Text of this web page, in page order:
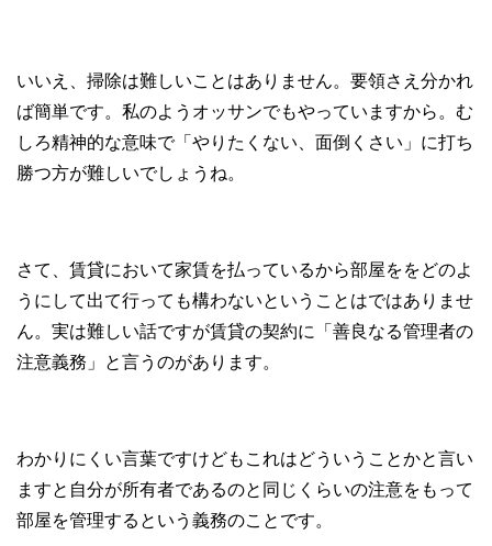
いいえ、掃除は難しいことはありません。要領さえ分かれ
ば簡単です。私のようオッサンでもやっていますから。む
しろ精神的な意味で「やりたくない、面倒くさい」に打ち
勝つ方が難しいでしょうね。
さて、賃貸において家賃を払っているから部屋ををどのよ
うにして出て行っても構わないということはではありませ
ん。実は難しい話ですが賃貸の契約に「善良なる管理者の
注意義務」と言うのがあります。
わかりにくい言葉ですけどもこれはどういうことかと言い
ますと自分が所有者であるのと同じくらいの注意をもって
部屋を管理するという義務のことです。